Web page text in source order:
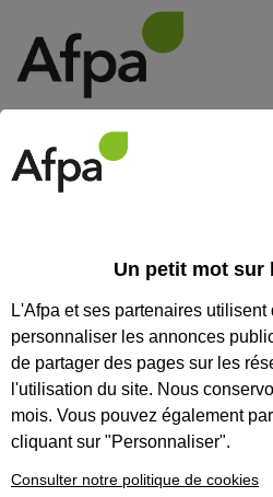
CODES
ASSISTANT
Un petit mot sur
L'Afpa et ses partenaires
personnaliser les annonces
de partager des pages sur les
l'utilisation du site. Nous
mois. Vous pouvez également
cliquant sur "Personnaliser".
Consulter notre politique de cookies